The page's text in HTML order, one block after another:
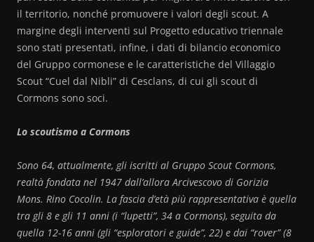
il territorio, nonché promuovere i valori degli scout. A
margine degli interventi sul Progetto educativo triennale
sono stati presentati, infine, i dati di bilancio economico
del Gruppo cormonese e le caratteristiche del Villaggio
Scout “Cuel dal Nibli” di Cesclans, di cui gli scout di
Cormons sono soci.
Lo scoutismo a Cormons
Sono 64, attualmente, gli iscritti al Gruppo Scout Cormons,
realtà fondata nel 1947 dall’allora Arcivescovo di Gorizia
Mons. Rino Cocolin. La fascia d’età più rappresentativa è quella
tra gli 8 e gli 11 anni (i “lupetti”, 34 a Cormons), seguita da
quella 12-16 anni (gli “esploratori e guide”, 22) e dai “rover” (8